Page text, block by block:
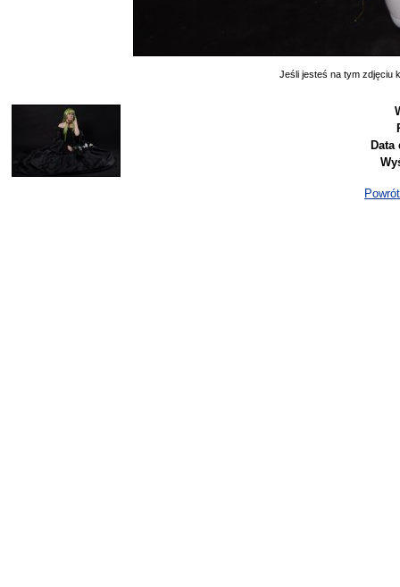
Jeśli jesteś na tym zdjęciu
Data